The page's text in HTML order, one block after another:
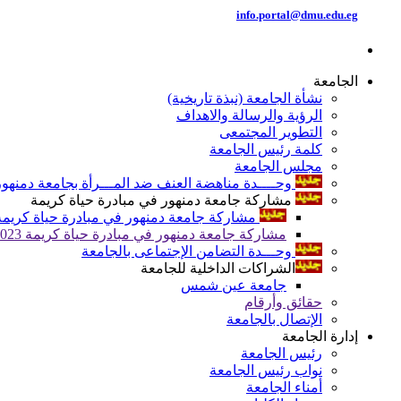
info.portal@dmu.edu.eg
الجامعة
نشأة الجامعة (نبذة تاريخية)
الرؤية والرسالة والاهداف
التطوير المجتمعى
كلمة رئيس الجامعة
مجلس الجامعة
وحــــدة مناهضة العنف ضد المـــرأة بجامعة
مشاركة جامعة دمنهور في مبادرة حياة كريمة
مشاركة جامعة دمنهور في مبادرة حياة كريمة
مشاركة جامعة دمنهور في مبادرة حياة كريمة 2023
وحـــدة التضامن الإجتماعى بالجامعة
الشراكات الداخلية للجامعة
جامعة عين شمس
حقائق وأرقام
الإتصال بالجامعة
إدارة الجامعة
رئيس الجامعة
نواب رئيس الجامعة
أمناء الجامعة